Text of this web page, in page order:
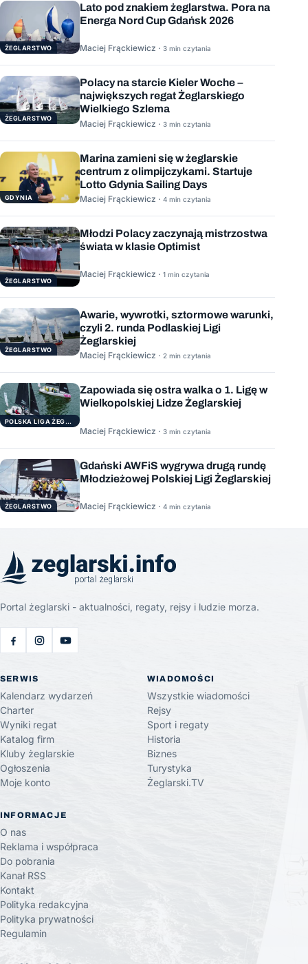
ŻEGLARSTWO
Lato pod znakiem żeglarstwa. Pora na
Energa Nord Cup Gdańsk 2026
Maciej Frąckiewicz · 3 min czytania
ŻEGLARSTWO
Polacy na starcie Kieler Woche –
największych regat Żeglarskiego
Wielkiego Szlema
Maciej Frąckiewicz · 3 min czytania
GDYNIA
Marina zamieni się w żeglarskie
centrum z olimpijczykami. Startuje
Lotto Gdynia Sailing Days
Maciej Frąckiewicz · 4 min czytania
ŻEGLARSTWO
Młodzi Polacy zaczynają mistrzostwa
świata w klasie Optimist
Maciej Frąckiewicz · 1 min czytania
ŻEGLARSTWO
Awarie, wywrotki, sztormowe warunki,
czyli 2. runda Podlaskiej Ligi
Żeglarskiej
Maciej Frąckiewicz · 2 min czytania
POLSKA LIGA ŻEGLARSKA
Zapowiada się ostra walka o 1. Ligę w
Wielkopolskiej Lidze Żeglarskiej
Maciej Frąckiewicz · 3 min czytania
ŻEGLARSTWO
Gdański AWFiS wygrywa drugą rundę
Młodzieżowej Polskiej Ligi Żeglarskiej
Maciej Frąckiewicz · 4 min czytania
Portal żeglarski - aktualności, regaty, rejsy i ludzie morza.
SERWIS
Kalendarz wydarzeń
Charter
Wyniki regat
Katalog firm
Kluby żeglarskie
Ogłoszenia
Moje konto
WIADOMOŚCI
Wszystkie wiadomości
Rejsy
Sport i regaty
Historia
Biznes
Turystyka
Żeglarski.TV
INFORMACJE
O nas
Reklama i współpraca
Do pobrania
Kanał RSS
Kontakt
Polityka redakcyjna
Polityka prywatności
Regulamin